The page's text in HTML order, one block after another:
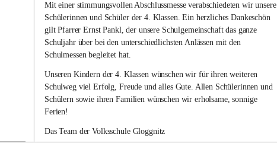
k
s
s
c
h
u
l
e
G
l
o
g
n
Mit einer stimmungsvollen Abschlussmesse verabschiedeten wir unsere
Schülerinnen und Schüler der 4. Klassen. Ein herzliches Dankeschön
gilt Pfarrer Ernst Pankl, der unsere Schulgemeinschaft das ganze
Schuljahr über bei den unterschiedlichsten Anlässen mit den
Schulmessen begleitet hat.
Unseren Kindern der 4. Klassen wünschen wir für ihren weiteren
Schulweg viel Erfolg, Freude und alles Gute. Allen Schülerinnen und
Schülern sowie ihren Familien wünschen wir erholsame, sonnige
Ferien!
Das Team der Volksschule Gloggnitz